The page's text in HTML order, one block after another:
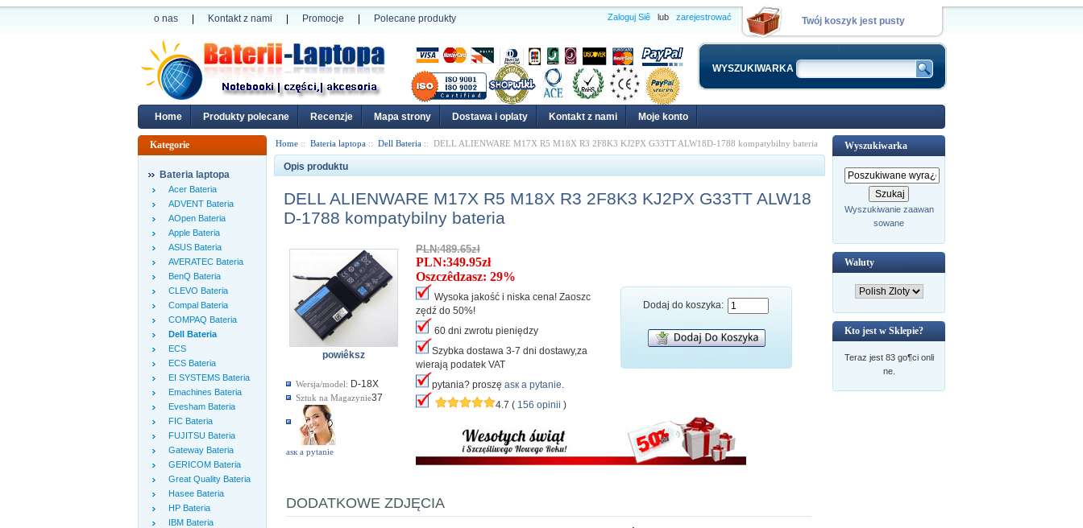
o nas Kontakt z nami Promocje Polecane produkty Twój koszyk jest pusty
Zaloguj Siê lub zarejestrować
WYSZUKIWARKA
Home Produkty polecane Recenzje Mapa strony Dostawa i oplaty Kontakt z nami Moje konto
Kategorie
Bateria laptopa
Acer Bateria
ADVENT Bateria
AOpen Bateria
Apple Bateria
ASUS Bateria
AVERATEC Bateria
BenQ Bateria
CLEVO Bateria
Compal Bateria
COMPAQ Bateria
Dell Bateria
ECS
ECS Bateria
EI SYSTEMS Bateria
Emachines Bateria
Evesham Bateria
FIC Bateria
FUJITSU Bateria
Gateway Bateria
GERICOM Bateria
Great Quality Bateria
Hasee Bateria
HP Bateria
IBM Bateria
Home :: Bateria laptopa :: Dell Bateria :: DELL ALIENWARE M17X R5 M18X R3 2F8K3 KJ2PX G33TT ALW18D-1788 kompatybilny bateria
Opis produktu
DELL ALIENWARE M17X R5 M18X R3 2F8K3 KJ2PX G33TT ALW18
D-1788 kompatybilny bateria
powiêksz
Wersja/model: D-18X
Sztuk na Magazynie37
аsк а pytanie
PLN:489.65zł
PLN:349.95zł
Oszczêdzasz: 29%
Wysoka jakość i niska cena! Zaoszc
zędź do 50%!
60 dni zwrotu pieniędzy
Szybka dostawa 3-7 dni dostawy,za
wierają podatek VAT
pytania? proszę аsк а pytanie.
4.7 ( 156 opinii )
Dodaj do koszyka:
DODATKOWE ZDJĘCIA
Wyszukiwarka
Wyszukiwanie zaawan
sowane
Waluty
Kto jest w Sklepie?
Teraz jest 83 go¶ci onli
ne.